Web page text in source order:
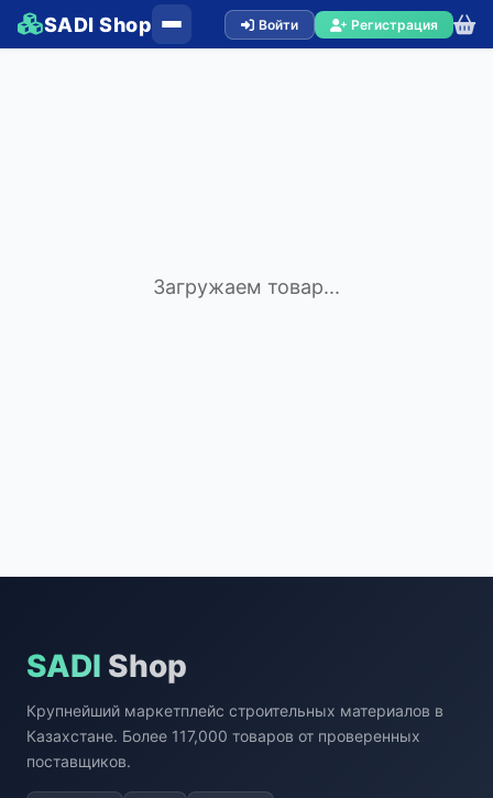
SADI Shop Войти Регистрация
Загружаем товар...
SADI Shop
Крупнейший маркетплейс строительных материалов в
Казахстане. Более 117,000 товаров от проверенных
поставщиков.